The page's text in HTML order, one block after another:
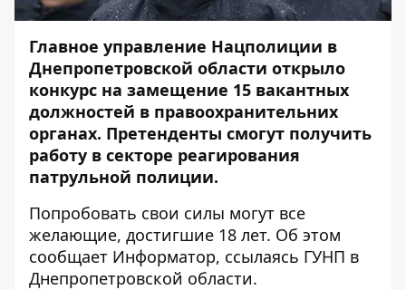
Главное управление Нацполиции в
Днепропетровской области открыло
конкурс на замещение 15 вакантных
должностей в правоохранительних
органах. Претенденты смогут получить
работу в секторе реагирования
патрульной полиции.
Попробовать свои силы могут все
желающие, достигшие 18 лет. Об этом
сообщает Информатор, ссылаясь ГУНП в
Днепропетровской области.